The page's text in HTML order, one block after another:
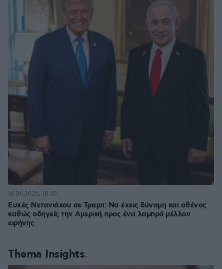
Ευχές Νετανιάχου σε Τραμπ: Να έχεις δύναμη και σθένος
καθώς οδηγείς την Αμερική προς ένα λαμπρό μέλλον
ειρήνης
14.06.2026, 18:35
Thema Insights